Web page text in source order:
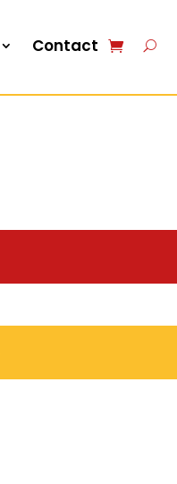
Contact